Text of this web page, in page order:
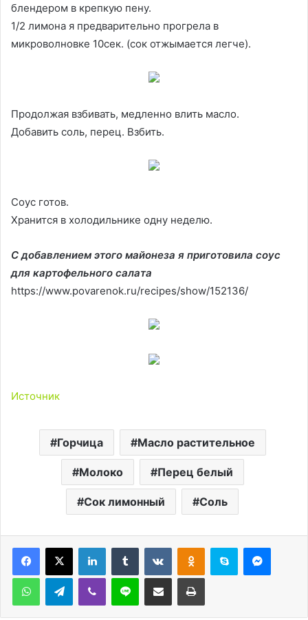
блендером в крепкую пену.
1/2 лимона я предварительно прогрела в
микроволновке 10сек. (сок отжымается легче).
Продолжая взбивать, медленно влить масло.
Добавить соль, перец. Взбить.
Соус готов.
Хранится в холодильнике одну неделю.
С добавлением этого майонеза я приготовила соус
для картофельного салата
https://www.povarenok.ru/recipes/show/152136/
Источник
Горчица Масло растительное
Молоко Перец белый
Сок лимонный Соль
LinkedInTumblr ВконтактеОдноклассники
Skype
WhatsAppTelegramViber Line Поделиться через электронную почту Печатать